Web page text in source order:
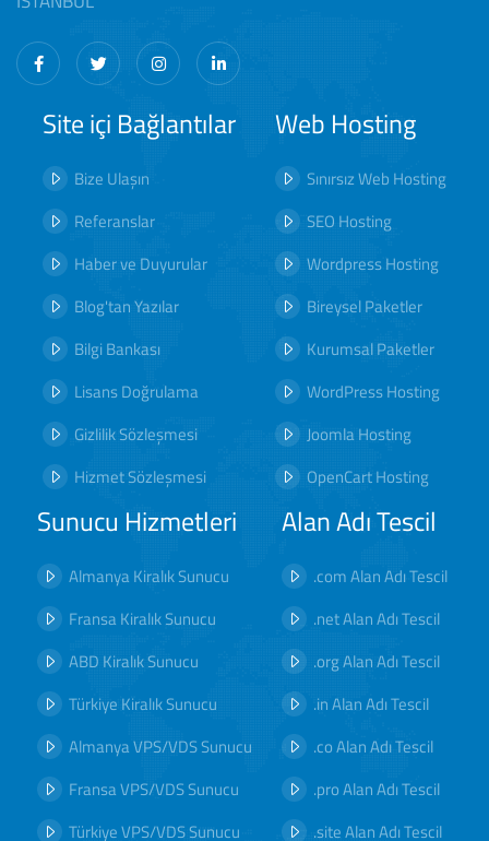
Site içi Bağlantılar
Bize Ulaşın
Referanslar
Haber ve Duyurular
Blog'tan Yazılar
Bilgi Bankası
Lisans Doğrulama
Gizlilik Sözleşmesi
Hizmet Sözleşmesi
Web Hosting
Sınırsız Web Hosting
SEO Hosting
Wordpress Hosting
Bireysel Paketler
Kurumsal Paketler
WordPress Hosting
Joomla Hosting
OpenCart Hosting
Sunucu Hizmetleri
Almanya Kiralık Sunucu
Fransa Kiralık Sunucu
ABD Kiralık Sunucu
Türkiye Kiralık Sunucu
Almanya VPS/VDS Sunucu
Fransa VPS/VDS Sunucu
Türkiye VPS/VDS Sunucu
Alan Adı Tescil
.com Alan Adı Tescil
.net Alan Adı Tescil
.org Alan Adı Tescil
.in Alan Adı Tescil
.co Alan Adı Tescil
.pro Alan Adı Tescil
.site Alan Adı Tescil